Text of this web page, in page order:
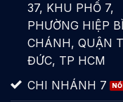
37, KHU PHỐ 7,
PHƯỜNG HIỆP
CHÁNH, QUẬN
ĐỨC, TP HCM
CHI NHÁNH 7